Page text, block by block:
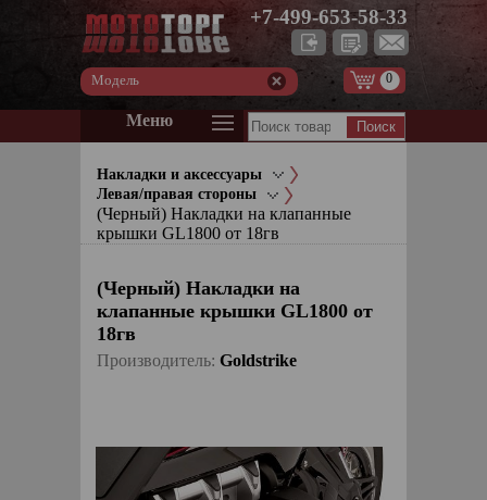
+7-499-653-58-33
Модель 0
Меню
Накладки и аксессуары
Левая/правая стороны
(Черный) Накладки на клапанные
крышки GL1800 от 18гв
(Черный) Накладки на
клапанные крышки GL1800 от
18гв
Производитель: Goldstrike